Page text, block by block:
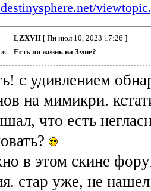
LZXVII[ Пн июл 10, 2023 17:26 ]
Есть ли жизнь на Змие?
с удивлением
на мимикри.
что есть
в этом скине
стар уже, не